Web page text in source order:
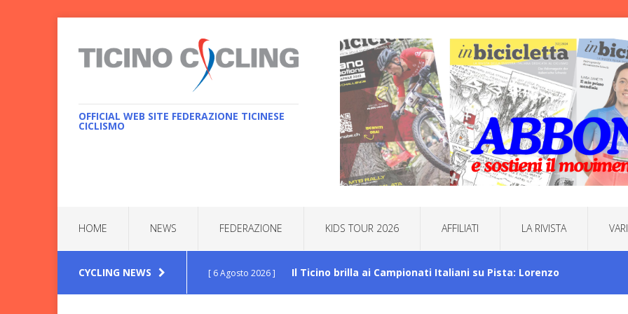
OFFICIAL WEB SITE FEDERAZIONE TICINESE
CICLISMO
HOME NEWS FEDERAZIONE KIDS TOUR 2026 AFFILIATI LA RIVISTA
CYCLING NEWS [ 6 Agosto 2026 ] Il Ticino brilla ai Campionati Italiani su Pista: Lorenzo